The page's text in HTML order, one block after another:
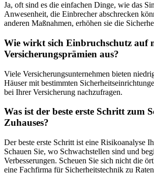
Ja, oft sind es die einfachen Dinge, wie das
Anwesenheit, die Einbrecher abschrecken
anderen Maßnahmen, erhöhen sie die
Wie wirkt sich Einbruchschutz auf
Versicherungsprämien aus?
Viele Versicherungsunternehmen bieten
Häuser mit bestimmten
bei Ihrer Versicherung nachzufragen.
Was ist der beste erste Schritt zum
Zuhauses?
Der beste erste Schritt ist eine Risikoanalyse
Schauen Sie, wo Schwachstellen sind und
Verbesserungen. Scheuen Sie sich nicht die
eine Fachfirma für Sicherheitstechnik zu